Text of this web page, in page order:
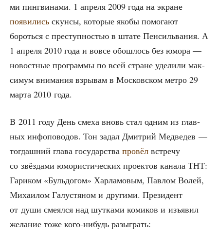
ми пинг­ви­на­ми. 1 апре­ля 2009 года на экране
появи­лись скун­сы, кото­рые яко­бы помо­га­ют
бороть­ся с пре­ступ­но­стью в шта­те Пен­силь­ва­ния. А
1 апре­ля 2010 года и вовсе обо­шлось без юмо­ра —
новост­ные про­грам­мы по всей стране уде­ли­ли мак­
си­мум вни­ма­ния взры­вам в Мос­ков­ском мет­ро 29
мар­та 2010 года.
В 2011 году День сме­ха вновь стал одним из глав­
ных инфо­по­во­дов. Тон задал Дмит­рий Мед­ве­дев —
тогдаш­ний гла­ва госу­дар­ства про­вёл встре­чу
со звёз­да­ми юмо­ри­сти­че­ских про­ек­тов кана­ла ТНТ:
Гари­ком «Буль­до­гом» Хар­ла­мо­вым, Пав­лом Волей,
Миха­и­лом Галу­стя­ном и дру­ги­ми. Пре­зи­дент
от души сме­ял­ся над шут­ка­ми коми­ков и изъ­явил
жела­ние тоже кого-нибудь разыграть: